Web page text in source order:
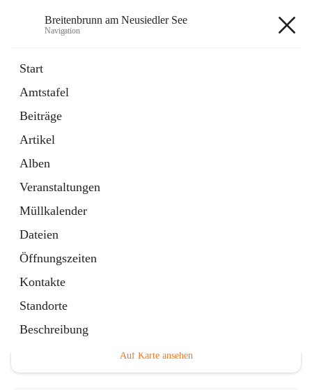
Breitenbrunn am Neusiedler See
Navigation
Start
Amtstafel
Beiträge
Artikel
Alben
Veranstaltungen
Müllkalender
Dateien
Öffnungszeiten
Kontakte
Standorte
Beschreibung
18 Schnellzugriffe
Gemeindeservice
Auf Karte ansehen